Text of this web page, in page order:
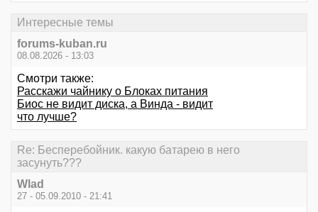
Интересные темы
forums-kuban.ru
08.08.2026 - 13:03
Смотри также:
Расскажи чайнику о Блоках питания
Биос не видит диска, а Винда - видит
что лучше?
Re: Бесперебойник. какую батарею в него
засунуть???
Wlad
27 - 05.09.2010 - 21:41